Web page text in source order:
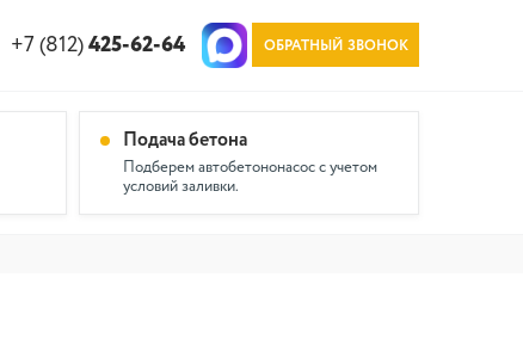
+7 (812) 425-62-64 ОБРАТНЫЙ ЗВОНОК
Подача бетона
Подберем автобетононасос с учетом
условий заливки.